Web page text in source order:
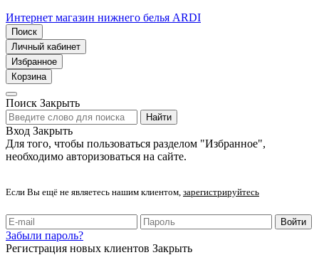
Интернет магазин нижнего белья ARDI
Поиск
Личный кабинет
Избранное
Корзина
Поиск Закрыть
Найти
Вход Закрыть
Для того, чтобы пользоваться разделом "Избранное",
необходимо авторизоваться на сайте.
Если Вы ещё не являетесь нашим клиентом, зарегистрируйтесь
Войти
Забыли пароль?
Регистрация новых клиентов Закрыть